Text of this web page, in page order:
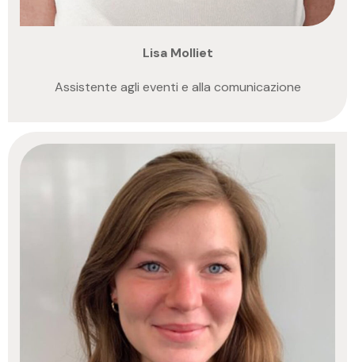
Lisa Molliet
Assistente agli eventi e alla comunicazione